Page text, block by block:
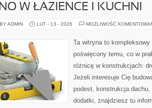
W ŁAZIENCE I KUCHNI
ADMIN LUT - 13 - 2026 MOŻLIWOŚĆ
Ta witryna to
poświęcony temu, co w
różnicę w konstrukcjach:
Jeżeli interesuje Cię
podest, konstrukcja dachu,
dodatki, znajdziesz tu